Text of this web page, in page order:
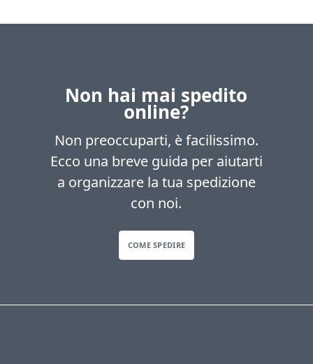
Non hai mai spedito
online?
Non preoccuparti, è facilissimo.
Ecco una breve guida per aiutarti
a organizzare la tua spedizione
con noi.
COME SPEDIRE